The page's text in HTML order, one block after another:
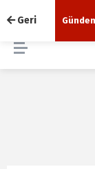
Web TV
Geri